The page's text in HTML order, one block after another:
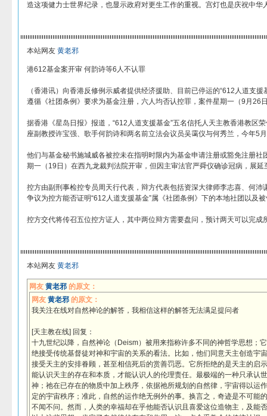
造这项健力士世界纪录，也显示政府对更生工作的重视。宫灯也是庆祝中华
本站网友 黄老邪
港612基金案开审 何韵诗等6人不认罪
（香港讯）向香港反修例示威者提供经济援助、目前已停运的“612人道支
遵循《社团条例》要求为基金注册，六人均否认控罪，案件星期一（9月26
据香港《星岛日报》报道，“612人道支援基金”五名信托人天主教香港教区
座副教授许宝强、歌手何韵诗和两名前立法会议员吴霭仪与何秀兰，今年5
他们与基金秘书施城威各被控未在指明时限内为基金申请注册或豁免注册社
期一（19日）在西九龙裁判法院开审，但因主审法官严舜仪确诊冠病，展
控方由副刑事检控专员周天行代表，辩方代表包括资深大律师李志喜、何沛
争议为控方能否证明“612人道支援基金”属《社团条例》下的本地社团以及
控方交代将传召五位控方证人，其中两位辩方需要盘问，预计两天可以完成
本站网友 黄老邪
网友 黄老邪的原文：
网友 黄老邪的原文：
我关注在线对自然神论的解答，我相信这样的解答无法满足提问者
[天主教在线] 回复：
十九世纪以降，自然神论（Deism）被用来指称许多不同的神哲学思想；
绝接受传统基督徒对神和宇宙的关系的看法。比如，他们同意天主创造宇
接受天主的安排眷顾，甚至相信死后的赏善罚恶。它所拒绝的是天主的启
能认识天主的存在和本质，才能认识人的伦理责任。最极端的一种只承认
神；祂在已存在的物质中加上秩序，依据祂所规划的自然律，宇宙得以运
定的宇宙秩序；准此，自然的运作绝无例外的事。换言之，奇迹是不可能
不闻不问。然而，人类的幸福却在乎他能否认识且喜爱这位造物主，及能